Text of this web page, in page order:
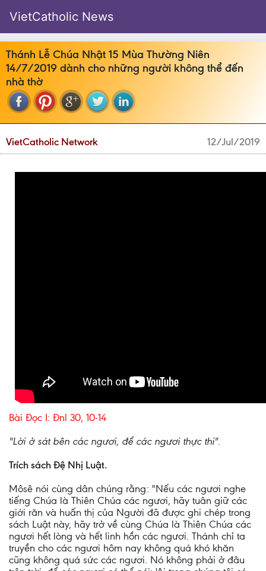
VietCatholic News
Thánh Lễ Chúa Nhật 15 Mùa Thường Niên
14/7/2019 dành cho những người không thể đến
nhà thờ
VietCatholic Network 12/Jul/2019
Bài Ðọc I: Ðnl 30, 10-14
"Lời ở sát bên các ngươi, để các ngươi thực thi".
Trích sách Ðệ Nhị Luật.
Môsê nói cùng dân chúng rằng: "Nếu các ngươi nghe
tiếng Chúa là Thiên Chúa các ngươi, hãy tuân giữ các
giới răn và huấn thị của Người đã được ghi chép trong
sách Luật này, hãy trở về cùng Chúa là Thiên Chúa các
ngươi hết lòng và hết linh hồn các ngươi. Thánh chỉ ta
truyền cho các ngươi hôm nay không quá khó khăn
cũng không quá sức các ngươi. Nó không phải ở đâu